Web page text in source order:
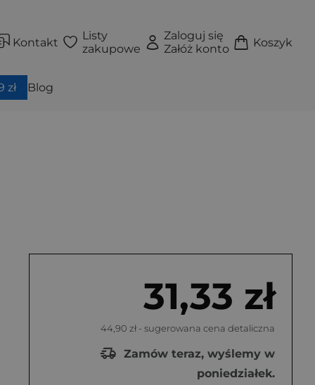
Kontakt
Listy
zakupowe
Zaloguj się
Załóż konto
Koszyk
zł Blog
31,33 zł
44,90 zł - sugerowana cena detaliczna
Zamów teraz, wyślemy w
poniedziałek.